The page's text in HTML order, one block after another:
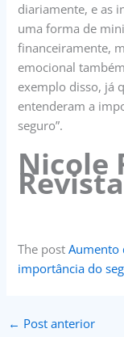
diariamente, e as
uma forma de
financeiramente,
emocional
exemplo disso, já
entenderam a
seguro”.
Nicole
The postAumento
importância do
← Post anterior